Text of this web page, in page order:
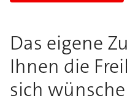
Das eigene
Ihnen die
sich